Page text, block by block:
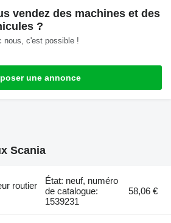
vendez des machines et des
?
nous, c'est possible !
une annonce
Scania
routier
État: neuf, numéro
de catalogue:
1539231
58,06 €